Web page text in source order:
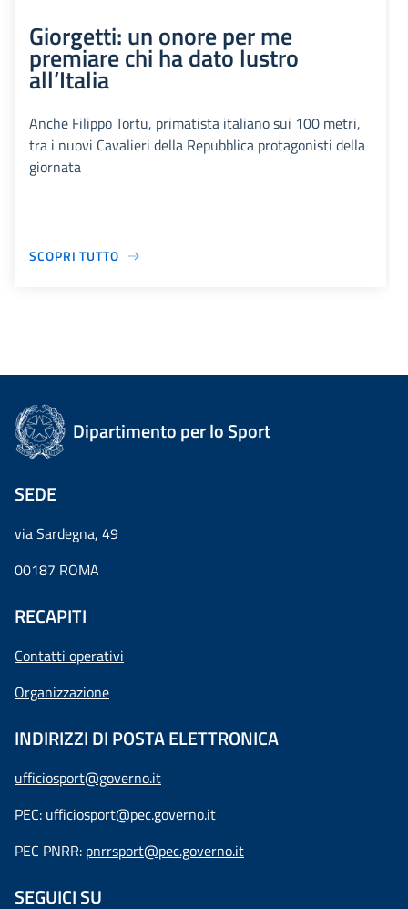
Giorgetti: un onore per me
premiare chi ha dato lustro
all’Italia
Anche Filippo Tortu, primatista italiano sui 100 metri,
tra i nuovi Cavalieri della Repubblica protagonisti della
giornata
SCOPRI TUTTO
Dipartimento per lo Sport
SEDE
via Sardegna, 49
00187 ROMA
RECAPITI
Contatti operativi
Organizzazione
INDIRIZZI DI POSTA ELETTRONICA
ufficiosport@governo.it
PEC: ufficiosport@pec.governo.it
PEC PNRR: pnrrsport@pec.governo.it
SEGUICI SU